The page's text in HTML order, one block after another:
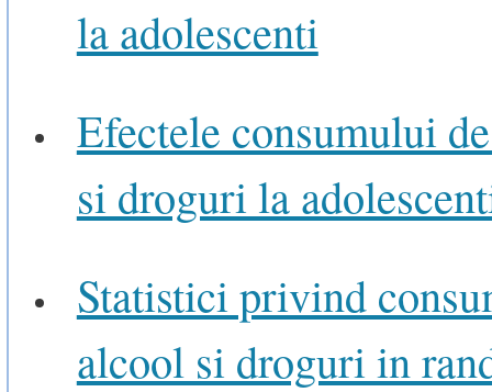
la adolescenti
Efectele consumului
si droguri la
Statistici privind
alcool si droguri in